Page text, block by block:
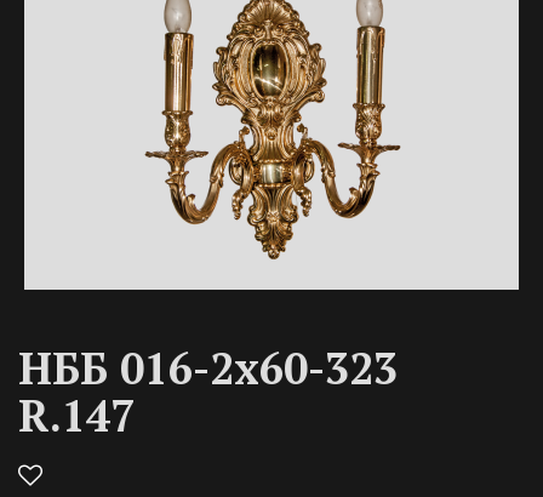
НББ 016-2х60-323
R.147